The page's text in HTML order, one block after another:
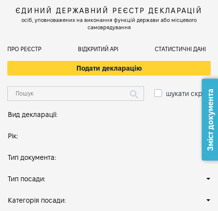
ЄДИНИЙ ДЕРЖАВНИЙ РЕЄСТР ДЕКЛАРАЦІЙ
осіб, уповноважених на виконання функцій держави або місцевого
самоврядування
ПРО РЕЄСТР ВІДКРИТИЙ АРІ СТАТИСТИЧНІ ДАНІ
Подати декларацію
шукати скрізь
Вид декларації:
Рік:
Тип документа:
Тип посади:
Категорія посади:
Зміст документа